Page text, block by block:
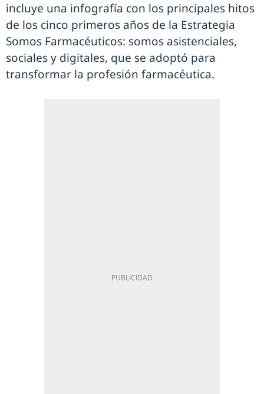
incluye una infografía con los principales hitos
de los cinco primeros años de la Estrategia
Somos Farmacéuticos: somos asistenciales,
sociales y digitales, que se adoptó para
transformar la profesión farmacéutica.